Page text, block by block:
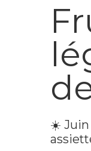
☀️ Juin